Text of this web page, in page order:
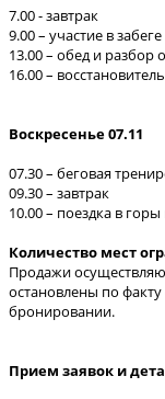
7.00 - завтрак
9.00 – участие в
13.00 – обед и разбор
16.00 –
Воскресенье 07.11
07.30 – беговая
09.30 – завтрак
10.00 – поездка в
Количество мест
Продажи
остановлены по
бронировании.
Прием заявок и